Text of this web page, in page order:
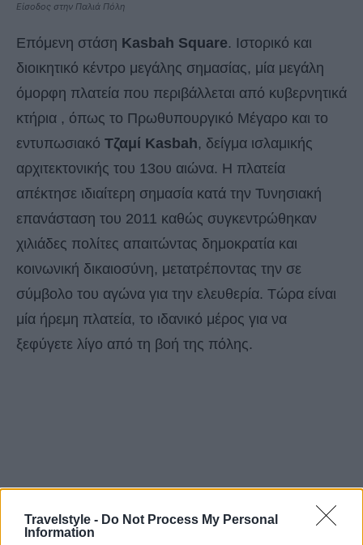
Travelstyle - Do Not Process My Personal
Information
Είσοδος στην Παλιά Πόλη
Επόμενη στάση Kasbah Square. Ιστορικό και
διοικητικό κέντρο μεγάλης σημασίας, μία μεγάλη
όμορφη πλατεία που περιβάλλεται από κυβερνητικά
κτήρια , όπως το Πρωθυπουργικό Μέγαρο και το
εντυπωσιακό Τζαμί Kasbah, δείγμα ισλαμικής
αρχιτεκτονικής του 13ου αιώνα. Η πλατεία
απέκτησε ιδιαίτερη σημασία κατά την Τυνησιακή
επανάσταση του 2011 καθώς συγκεντρώθηκαν
χιλιάδες πολίτες απαιτώντας δημοκρατία και
κοινωνική δικαιοσύνη, μετατρέποντας την σε
σύμβολο του αγώνα για την ελευθερία. Τώρα είναι
μία ήρεμη πλατεία, το ιδανικό μέρος για να
ξεφύγετε λίγο από τη βοή της πόλης.